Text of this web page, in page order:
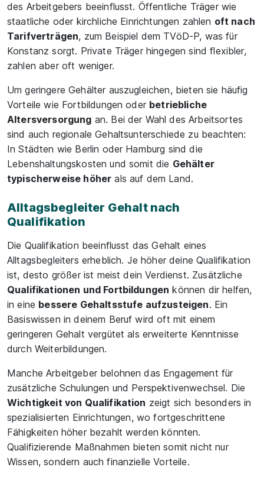
des Arbeitgebers beeinflusst. Öffentliche Träger wie
staatliche oder kirchliche Einrichtungen zahlen oft nach
Tarifverträgen, zum Beispiel dem TVöD-P, was für
Konstanz sorgt. Private Träger hingegen sind flexibler,
zahlen aber oft weniger.
Um geringere Gehälter auszugleichen, bieten sie häufig
Vorteile wie Fortbildungen oder betriebliche
Altersversorgung an. Bei der Wahl des Arbeitsortes
sind auch regionale Gehaltsunterschiede zu beachten:
In Städten wie Berlin oder Hamburg sind die
Lebenshaltungskosten und somit die Gehälter
typischerweise höher als auf dem Land.
Alltagsbegleiter Gehalt nach
Qualifikation
Die Qualifikation beeinflusst das Gehalt eines
Alltagsbegleiters erheblich. Je höher deine Qualifikation
ist, desto größer ist meist dein Verdienst. Zusätzliche
Qualifikationen und Fortbildungen können dir helfen,
in eine bessere Gehaltsstufe aufzusteigen. Ein
Basiswissen in deinem Beruf wird oft mit einem
geringeren Gehalt vergütet als erweiterte Kenntnisse
durch Weiterbildungen.
Manche Arbeitgeber belohnen das Engagement für
zusätzliche Schulungen und Perspektivenwechsel. Die
Wichtigkeit von Qualifikation zeigt sich besonders in
spezialisierten Einrichtungen, wo fortgeschrittene
Fähigkeiten höher bezahlt werden könnten.
Qualifizierende Maßnahmen bieten somit nicht nur
Wissen, sondern auch finanzielle Vorteile.